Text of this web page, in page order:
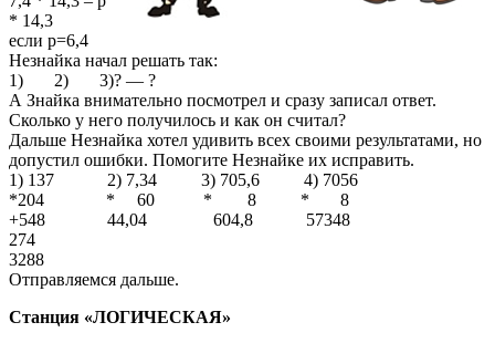
* 14,3
если р=6,4
Незнайка начал решать так:
1) 2) 3)? — ?
А Знайка внимательно посмотрел и сразу записал ответ.
Сколько у него получилось и как он считал?
Дальше Незнайка хотел удивить всех своими результатами, но
допустил ошибки. Помогите Незнайке их исправить.
1) 137 2) 7,34 3) 705,6 4) 7056
*204 * 60 * 8 * 8
+548 44,04 604,8 57348
274
3288
Отправляемся дальше.
Станция «ЛОГИЧЕСКАЯ»